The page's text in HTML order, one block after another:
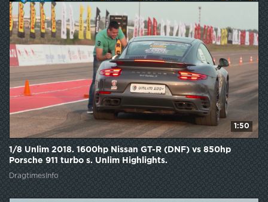
1:50
1/8 Unlim 2018. 1600hp Nissan GT-R (DNF) vs 850hp
Porsche 911 turbo s. Unlim Highlights.
DragtimesInfo